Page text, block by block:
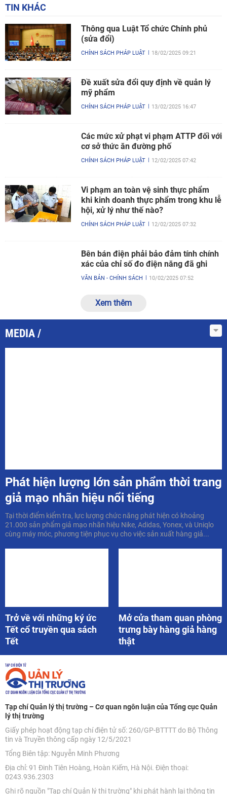
TIN KHÁC
Thông qua Luật Tổ chức Chính phủ
(sửa đổi)
CHÍNH SÁCH PHÁP LUẬT 18/02/2025 09:21
Đề xuất sửa đổi quy định về quản lý
mỹ phẩm
CHÍNH SÁCH PHÁP LUẬT 13/02/2025 16:47
Các mức xử phạt vi phạm ATTP đối với
cơ sở thức ăn đường phố
CHÍNH SÁCH PHÁP LUẬT 12/02/2025 07:42
Vi phạm an toàn vệ sinh thực phẩm
khi kinh doanh thực phẩm trong khu lễ
hội, xử lý như thế nào?
CHÍNH SÁCH PHÁP LUẬT 12/02/2025 07:32
Bên bán điện phải bảo đảm tính chính
xác của chỉ số đo điện năng đã ghi
VĂN BẢN - CHÍNH SÁCH 10/02/2025 07:52
Xem thêm
MEDIA
Phát hiện lượng lớn sản phẩm thời trang
giả mạo nhãn hiệu nổi tiếng
Tại thời điểm kiểm tra, lực lượng chức năng phát hiện có khoảng
21.000 sản phẩm giả mạo nhãn hiệu Nike, Adidas, Yonex, và Uniqlo
cùng máy móc, phương tiện phục vụ cho việc sản xuất hàng giả...
Trở về với những ký ức
Tết cổ truyền qua sách
Tết
Mở cửa tham quan phòng
trưng bày hàng giả hàng
thật
Tạp chí Quản lý thị trường – Cơ quan ngôn luận của Tổng cục Quản
lý thị trường
Giấy phép hoạt động tạp chí điện tử số: 260/GP-BTTTT do Bộ Thông
tin và Truyền thông cấp ngày 12/5/2021
Tổng Biên tập: Nguyễn Minh Phương
Địa chỉ: 91 Đinh Tiên Hoàng, Hoàn Kiếm, Hà Nội. Điện thoại:
0243.936.2303
Ghi rõ nguồn "Tạp chí Quản lý thị trường" khi phát hành lại thông tin